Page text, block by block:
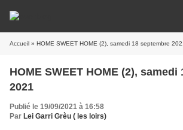
Accueil » HOME SWEET HOME (2), samedi 18 septembre
HOME SWEET HOME (2),
2021
Publié le 19/09/2021 à 16:58
Par Lei Garri Grèu ( les loirs)